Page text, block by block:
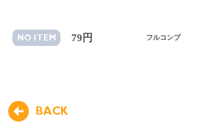
NO ITEM 79円 フルコンプ
BACK